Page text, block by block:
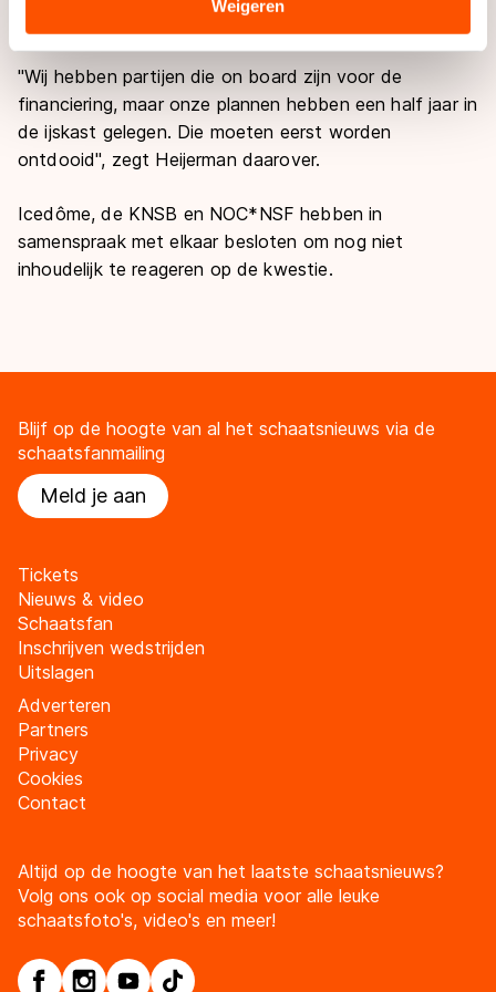
landen buiten de EU, zoals de VS, waar mogelijk geen
adequaat beschermingsniveau geldt volgens de GDPR.
Door op ‘Toestaan’ te klikken, stemt u in met deze
overdracht. Meer informatie vindt u in ons cookiebeleid
Weigeren
"Wij hebben partijen die on board zijn voor de
financiering, maar onze plannen hebben een half jaar in
de ijskast gelegen. Die moeten eerst worden
ontdooid", zegt Heijerman daarover.
Icedôme, de KNSB en NOC*NSF hebben in
samenspraak met elkaar besloten om nog niet
inhoudelijk te reageren op de kwestie.
Blijf op de hoogte van al het schaatsnieuws via de
schaatsfanmailing
Meld je aan
Tickets
Nieuws & video
Schaatsfan
Inschrijven wedstrijden
Uitslagen
Adverteren
Partners
Privacy
Cookies
Contact
Altijd op de hoogte van het laatste schaatsnieuws?
Volg ons ook op social media voor alle leuke
schaatsfoto's, video's en meer!